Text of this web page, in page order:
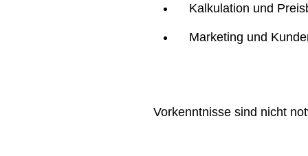
Kalkulation und
Marketing und
Vorkenntnisse sind nicht